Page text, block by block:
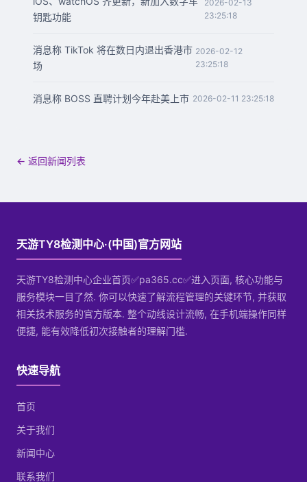
钥匙功能
2026-02-13
23:25:18
消息称 TikTok 将在数日内退出香港市
场
2026-02-12
23:25:18
消息称 BOSS 直聘计划今年赴美上市 2026-02-11 23:25:18
← 返回新闻列表
天游TY8检测中心·(中国)官方网站
天游TY8检测中心企业首页✅pa365.cc✅进入页面, 核心功能与
服务模块一目了然. 你可以快速了解流程管理的关键环节, 并获取
相关技术服务的官方版本. 整个动线设计流畅, 在手机端操作同样
便捷, 能有效降低初次接触者的理解门槛.
快速导航
首页
关于我们
新闻中心
联系我们